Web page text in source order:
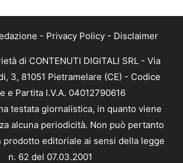
- Privacy Policy - Disclaimer
di CONTENUTI DIGITALI SRL - Via
3, 81051 Pietramelare (CE) - Codice
e Partita I.V.A. 04012790616
testata giornalistica, in quanto viene
alcuna periodicità. Non può pertanto
prodotto editoriale ai sensi della legge
n. 62 del 07.03.2001